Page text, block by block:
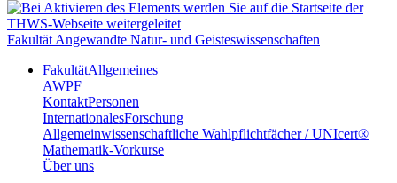
Fakultät Angewandte Natur- und Geisteswissenschaften
FakultätAllgemeines
AWPF
KontaktPersonen
InternationalesForschung
Allgemeinwissenschaftliche Wahlpflichtfächer / UNIcert®
Mathematik-Vorkurse
Über uns